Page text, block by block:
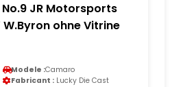
JR Motorsports
ohne Vitrine
Modele :Camaro
Fabricant : Lucky Die Cast